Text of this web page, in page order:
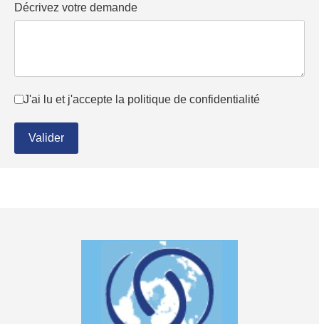
Décrivez votre demande
Conditions d'utilisation*
J'ai lu et j'accepte la politique de confidentialité
Valider